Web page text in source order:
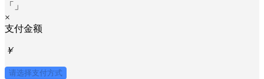
「
」
×
支付金额
￥
请选择支付方式